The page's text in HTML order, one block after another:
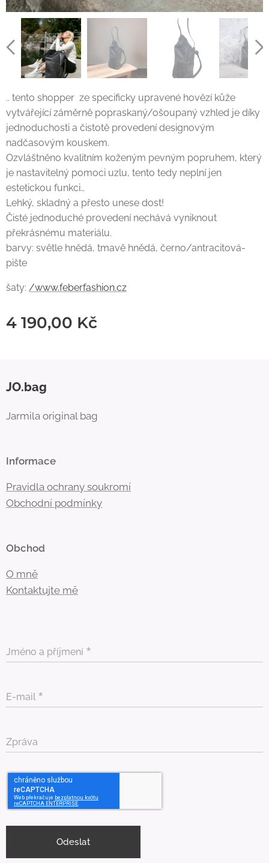
.. tento shopper ze specificky upravené hovězí kůže
vytvářející záměrně popraskaný/ošoupaný vzhled je díky
jednoduchosti a čistotě provedení designovým
nadčasovým kouskem.
Ozvláštněno kvalitním koženým pevným popruhem, který
je nastavitelný pomoci uzlu, tento tedy neplní jen
estetickou funkci…
Lehký, skladný a přesto unese dost!
Čisté jednoduché provedení nechává vyniknout
překrásnému materiálu.
barvy: světle hnědá, tmavě hnědá, černo/antracitová-
pište
šaty: /www.feberfashion.cz
4 190,00 Kč
JO.bag
Jarmila original bag
Informace
Pravidla ochrany soukromí
Obchodní podmínky
Obchod
O mně
Kontaktujte mě
Jméno a příjmení
E-mail
Zpráva
Odeslat